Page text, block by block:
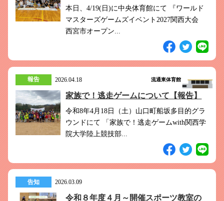
本日、4/19(日)に中央体育館にて 『ワールド
マスターズゲームズイベント2027関西大会
西宮市オープン...
報告 2026.04.18 流通東体育館
家族で！逃走ゲームについて【報告】
令和8年4月18日（土）山口町船坂多目的グラ
ウンドにて 「家族で！逃走ゲームwith関西学
院大学陸上競技部...
告知 2026.03.09
令和８年度４月～開催スポーツ教室の